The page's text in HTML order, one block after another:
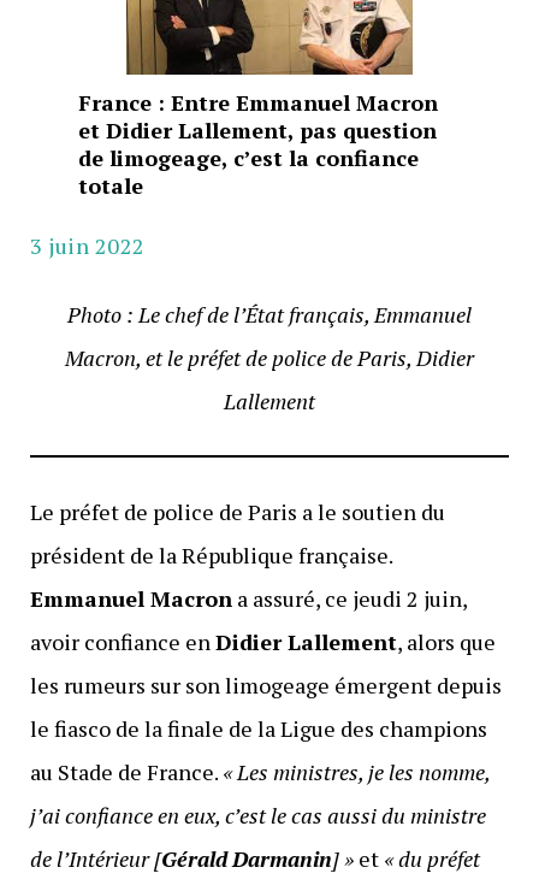
France : Entre Emmanuel Macron
et Didier Lallement, pas question
de limogeage, c’est la confiance
totale
3 juin 2022
Photo : Le chef de l’État français, Emmanuel
Macron, et le préfet de police de Paris, Didier
Lallement
Le préfet de police de Paris a le soutien du
président de la République française.
Emmanuel Macrona assuré, ce jeudi 2 juin,
avoir confiance enDidier Lallement, alors que
les rumeurs sur son limogeage émergent depuis
le fiasco de la finale de la Ligue des champions
au Stade de France. «Les ministres, je les nomme,
j’ai confiance en eux, c’est le cas aussi du ministre
de l’Intérieur [GéraldDarmanin] »et « du préfet